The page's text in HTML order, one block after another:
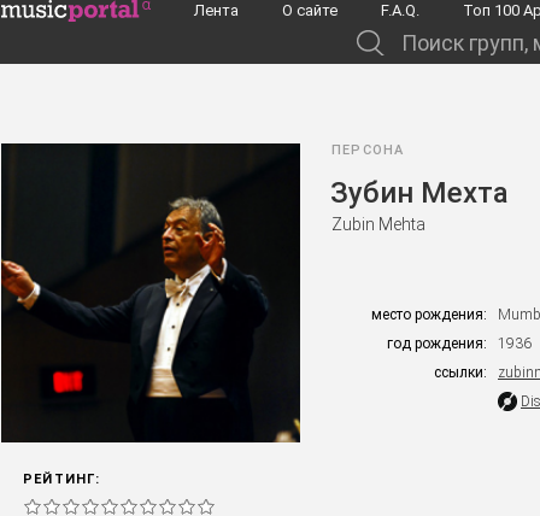
Перейти к основному содержанию
Лента О сайте F.A.Q. Toп 100
РЕЙТИНГ:
ПЕРСОНА
Зубин Мехта
Zubin Mehta
место рождения:
год рождения:
1936
ссылки: